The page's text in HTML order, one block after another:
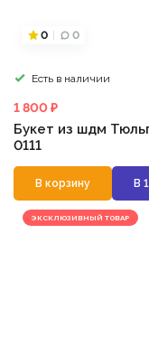
0 0
Есть в наличии
1 800 ₽
Букет из шдм
0111
В корзину В
ЭКСКЛЮЗИВНЫЙ ТОВАР